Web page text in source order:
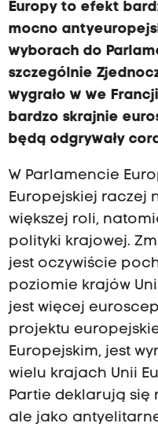
Europy to efekt
mocno
wyborach do
szczególnie
wygrało w we
bardzo skrajnie
będą odgrywały
W Parlamencie
Europejskiej raczej
większej roli,
polityki krajowej.
jest oczywiście
poziomie krajów
jest więcej
projektu
Europejskim, jest
wielu krajach Unii
Partie deklarują się
ale jako